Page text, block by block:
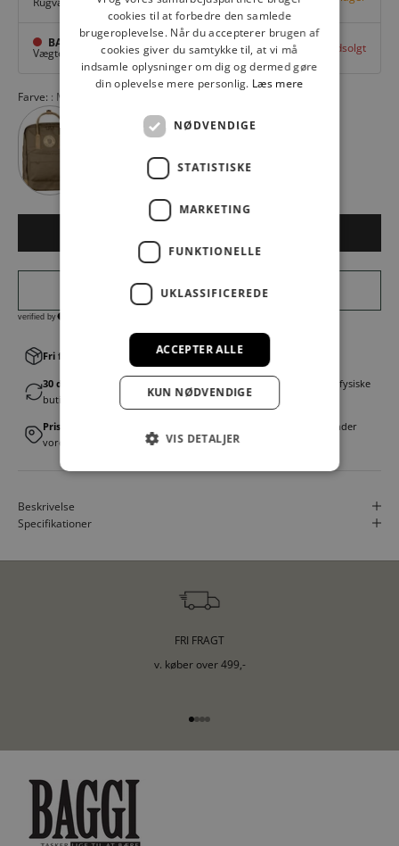
BAGGI Nyborg
Vægtergade 1,Nyborg Udsolgt
Farve: Mesa Purple 410
Fri fragt v. køb over 499,00 kr.│Levering 1-3 hverdage
30 dages fortrydelsesret
│Byt eller returner gratis i en af vores fysiske
butikker
Prismatch
│Vi tilbyder landsdækkende prisgaranti. Læs mere under
vores FAQ
Beskrivelse
Specifikationer
FRI FRAGT
v. køber over 499,-
Gå til element 1
Gå til element 2
Gå til element 3
Gå til element 4
cookies til at forbedre den samlede
brugeroplevelse. Når du accepterer brugen af
cookies giver du samtykke til, at vi må
indsamle oplysninger om dig og dermed gøre
din oplevelse mere personlig. Læs mere
NØDVENDIGE
STATISTISKE
MARKETING
FUNKTIONELLE
UKLASSIFICEREDE
ACCEPTER ALLE
KUN NØDVENDIGE
VIS DETALJER